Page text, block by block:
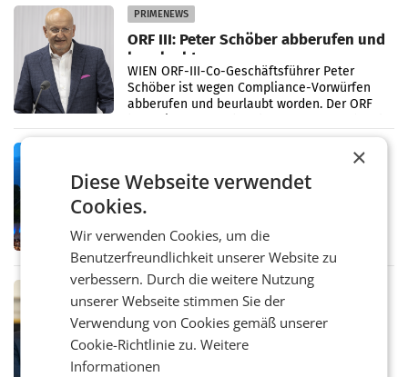
PRIMENEWS
ORF III: Peter Schöber abberufen und
beurlaubt
WIEN ORF-III-Co-Geschäftsführer Peter
Schöber ist wegen Compliance-Vorwürfen
abberufen und beurlaubt worden. Der ORF
Medienberichte.
ORF-Kulturmatinee widmet sich 20
Jahren Grafenegg Festival und Peter
Simonischek
Am Sonntag, dem 9. August 2026, begleitet
Lillian Moschen das Publikum ab 9.05 Uhr
durch die ORF-„Kulturmatinee“. Die Sendung
startet mit der Dokumentation „20 Jahre
Grafenegg
MARKETING & MEDIA
APA-Comm-Ranking: Christian
Stocker mit höchster Medienpräsenz
im Juli
Das APA-Comm-Politik-Ranking untersucht
monatlich die Berichterstattung von zwölf
×
Diese Webseite verwendet
Cookies.
Wir verwenden Cookies, um die
Benutzerfreundlichkeit unserer Website zu
verbessern. Durch die weitere Nutzung
unserer Webseite stimmen Sie der
Verwendung von Cookies gemäß unserer
Cookie-Richtlinie zu.Weitere
Informationen